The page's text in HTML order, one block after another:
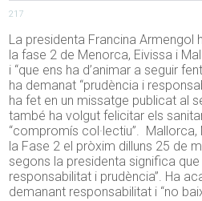
217
La presidenta Francina Armengol
la fase 2 de Menorca, Eivissa i
i “que ens ha d’animar a seguir
ha demanat “prudència i
ha fet en un missatge publicat al
també ha volgut felicitar els
“compromís col·lectiu”.
la Fase 2 el pròxim dilluns 25 de
segons la presidenta significa
responsabilitat i prudència”. Ha
demanant responsabilitat i “no